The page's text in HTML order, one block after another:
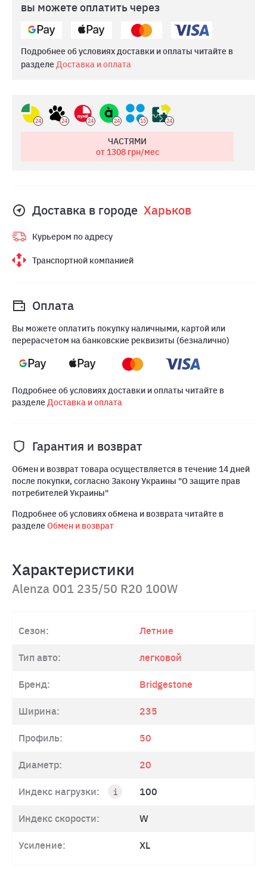
вы можете оплатить через
Подробнее об условиях доставки и оплаты читайте в
разделеДоставка и оплата
24 24 24 24 15 24
ЧАСТЯМИ
от 1308грн/мес
Доставка в городе Харьков
Курьером по адресу
Транспортной компанией
Оплата
Вы можете оплатить покупку наличными, картой или
перерасчетом на банковские реквизиты (безналично)
Подробнее об условиях доставки и оплаты читайте в
разделеДоставка и оплата
Гарантия и возврат
Обмен и возврат товара осуществляется в течение 14 дней
после покупки, согласно Закону Украины "О защите прав
потребителей Украины"
Подробнее об условиях обмена и возврата читайте в
разделеОбмен и возврат
Характеристики
Alenza 001 235/50 R20 100W
Сезон: Летние
Тип авто: легковой
Бренд: Bridgestone
Ширина: 235
Профиль: 50
Диаметр: 20
Индекс нагрузки: 100
Индекс скорости: W
Усиление: XL